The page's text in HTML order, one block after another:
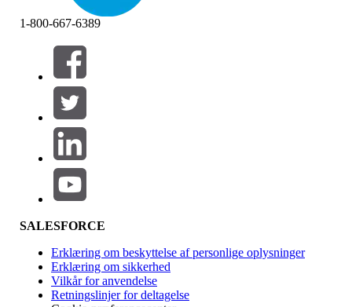
Filtre (0)
VÆLG FILTRE
Produktområde
Funktionspåvirkning
1-800-667-6389
SALESFORCE
Erklæring om beskyttelse af personlige oplysninger
Erklæring om sikkerhed
Vilkår for anvendelse
Retningslinjer for deltagelse